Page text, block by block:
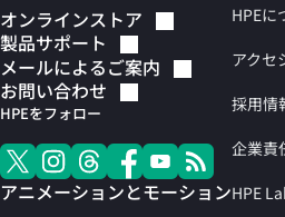
オンラインストア
製品サポート
メールによるご案内
お問い合わせ
HPEをフォロー
アニメーションとモーション
HPEに
アクセ
採用情
企業責
HPE